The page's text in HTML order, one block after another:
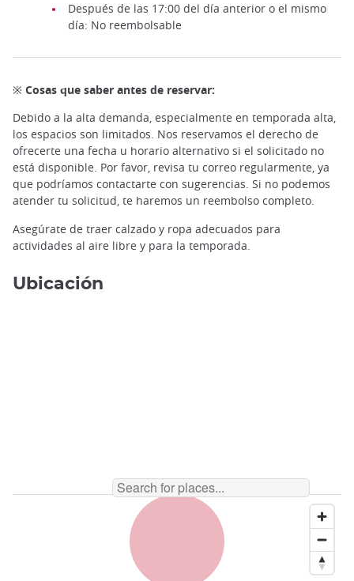
Después de las 17:00 del día anterior o el mismo
día: No reembolsable
※ Cosas que saber antes de reservar:
Debido a la alta demanda, especialmente en temporada alta,
los espacios son limitados. Nos reservamos el derecho de
ofrecerte una fecha u horario alternativo si el solicitado no
está disponible. Por favor, revisa tu correo regularmente, ya
que podríamos contactarte con sugerencias. Si no podemos
atender tu solicitud, te haremos un reembolso completo.
Asegúrate de traer calzado y ropa adecuados para
actividades al aire libre y para la temporada.
Ubicación